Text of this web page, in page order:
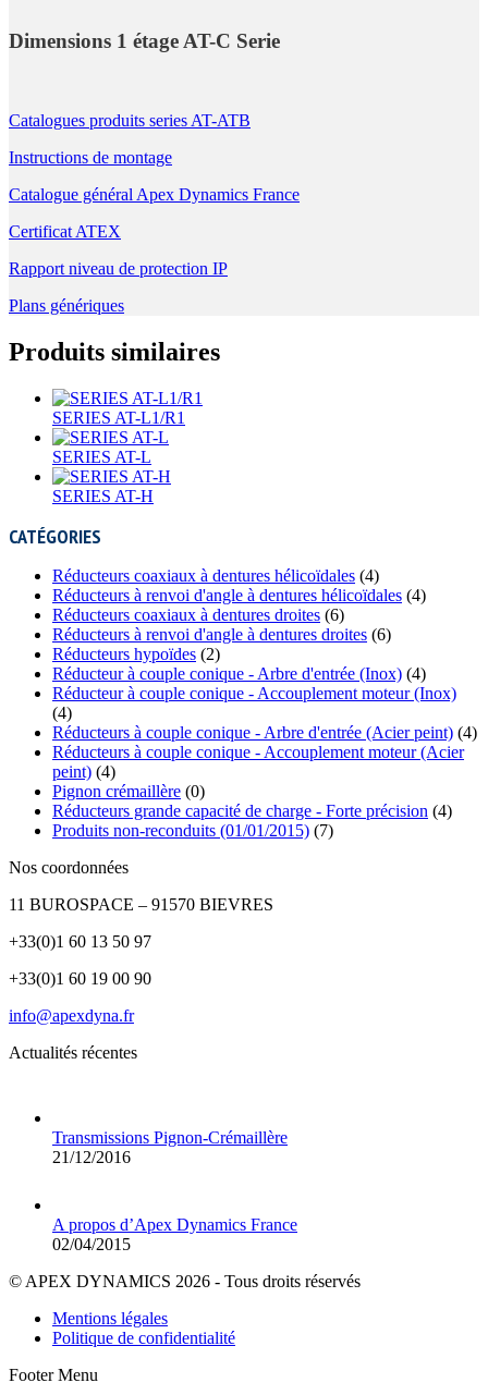
Dimensions 1 étage AT-C Serie
Catalogues produits series AT-ATB
Instructions de montage
Catalogue général Apex Dynamics France
Certificat ATEX
Rapport niveau de protection IP
Plans génériques
Produits similaires
SERIES AT-L1/R1
SERIES AT-L
SERIES AT-H
CATÉGORIES
Réducteurs coaxiaux à dentures hélicoïdales (4)
Réducteurs à renvoi d'angle à dentures hélicoïdales (4)
Réducteurs coaxiaux à dentures droites (6)
Réducteurs à renvoi d'angle à dentures droites (6)
Réducteurs hypoïdes (2)
Réducteur à couple conique - Arbre d'entrée (Inox) (4)
Réducteur à couple conique - Accouplement moteur (Inox)
(4)
Réducteurs à couple conique - Arbre d'entrée (Acier peint) (4)
Réducteurs à couple conique - Accouplement moteur (Acier
peint) (4)
Pignon crémaillère (0)
Réducteurs grande capacité de charge - Forte précision (4)
Produits non-reconduits (01/01/2015) (7)
Nos coordonnées
11 BUROSPACE – 91570 BIEVRES
+33(0)1 60 13 50 97
+33(0)1 60 19 00 90
info@apexdyna.fr
Actualités récentes
Transmissions Pignon-Crémaillère
21/12/2016
A propos d’Apex Dynamics France
02/04/2015
© APEX DYNAMICS 2026 - Tous droits réservés
Mentions légales
Politique de confidentialité
Footer Menu